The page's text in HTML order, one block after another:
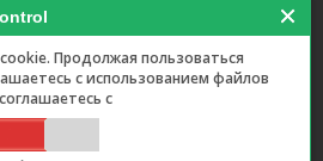
Продолжая пользоваться
с использованием файлов
с
SPA center
Blog
Contacts